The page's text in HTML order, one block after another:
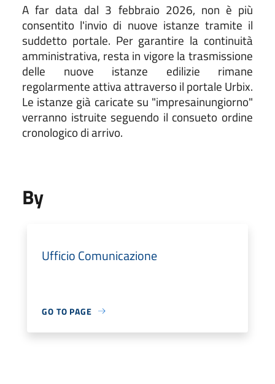
A far data dal 3 febbraio 2026, non è più
consentito l'invio di nuove istanze tramite il
suddetto portale. Per garantire la continuità
amministrativa, resta in vigore la trasmissione
delle nuove istanze edilizie rimane
regolarmente attiva attraverso il portale Urbix.
Le istanze già caricate su "impresainungiorno"
verranno istruite seguendo il consueto ordine
cronologico di arrivo.
By
Ufficio Comunicazione
GO TO PAGE